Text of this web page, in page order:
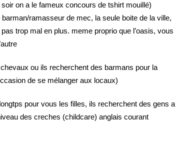
on a le fameux concours de tshirt mouillé)
ramasseur de mec, la seule boite de la ville,
trop mal en plus. meme proprio que l’oasis, vous
ou ils recherchent des barmans pour la
de se mélanger aux locaux)
pour vous les filles, ils recherchent des gens a
des creches (childcare) anglais courant